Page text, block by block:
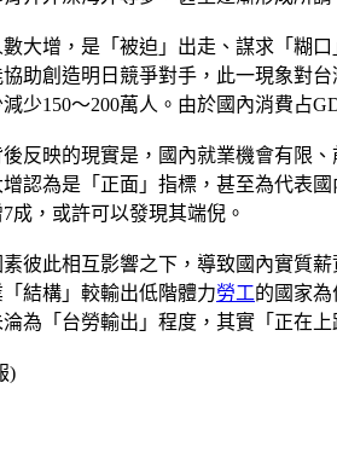
大增，是「被迫」出走、謀求「糊
助創造明日競爭對手，此一現象對
少150～200萬人。由於國內消費占
反映的現實是，國內就業機會有限
認為是「正面」指標，甚至為代表
成，或許可以發現其端倪。
彼此相互影響之下，導致國內實質
結構」較輸出低階體力勞工的國家
為「台勞輸出」程度，其實「正在上
)